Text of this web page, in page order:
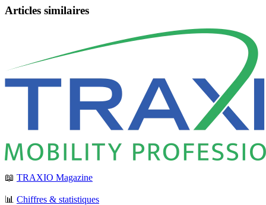
Articles similaires
📖 TRAXIO Magazine
📊 Chiffres & statistiques